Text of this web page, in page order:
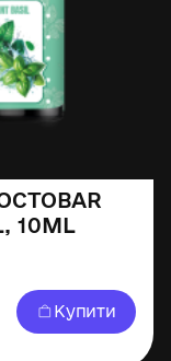
10ML
Купити